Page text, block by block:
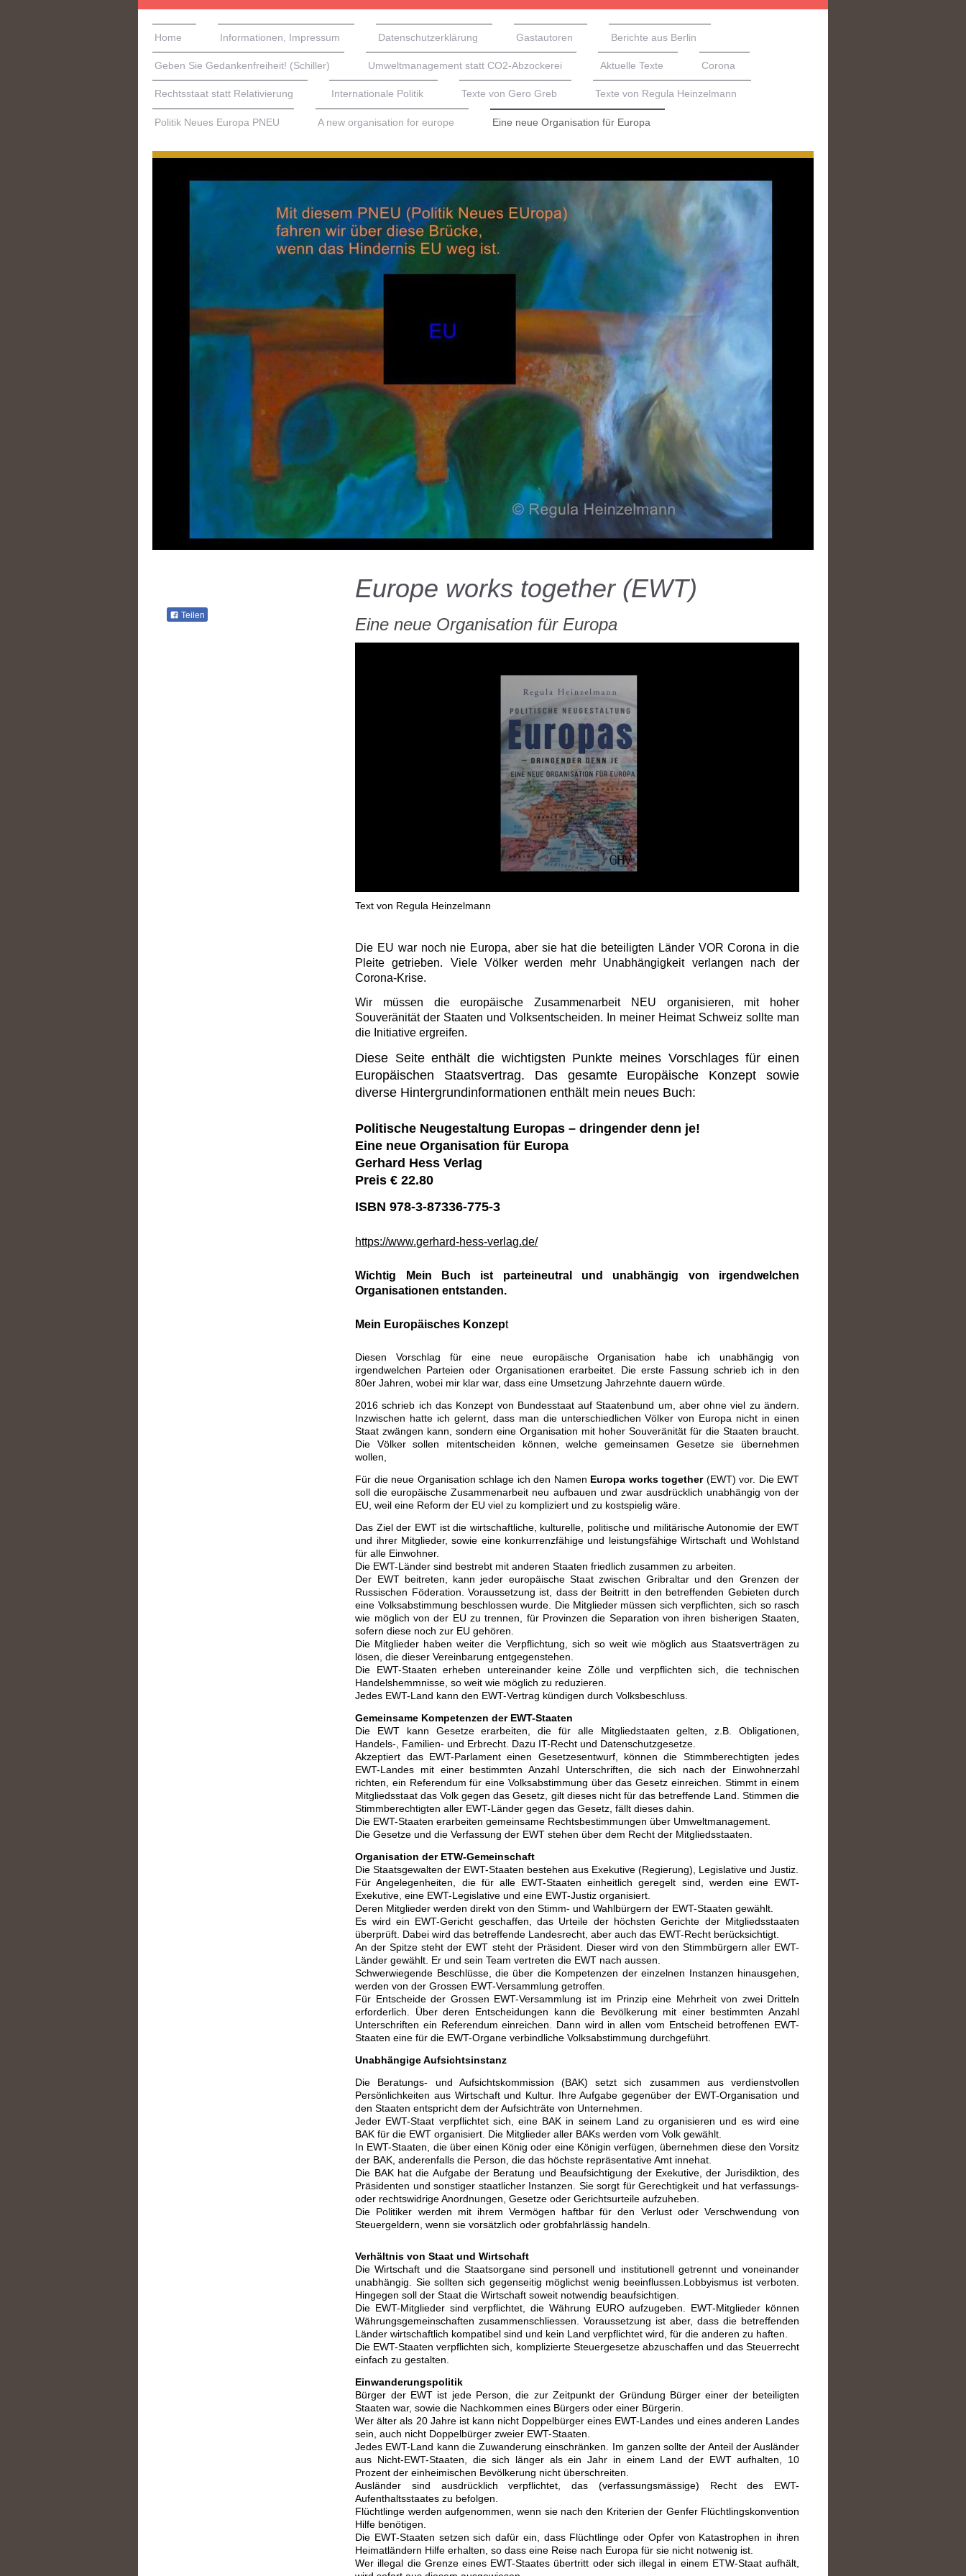
Home Informationen, Impressum Datenschutzerklärung Gastautoren Berichte aus Berlin
Geben Sie Gedankenfreiheit! (Schiller) Umweltmanagement statt CO2-Abzockerei Aktuelle Texte Corona
Rechtsstaat statt Relativierung Internationale Politik Texte von Gero Greb Texte von Regula Heinzelmann
Politik Neues Europa PNEU A new organisation for europe Eine neue Organisation für Europa
Europe works together (EWT)
Eine neue Organisation für Europa
Text von Regula Heinzelmann
Die EU war noch nie Europa, aber sie hat die beteiligten Länder VOR Corona in die
Pleite getrieben. Viele Völker werden mehr Unabhängigkeit verlangen nach der
Corona-Krise.
Wir müssen die europäische Zusammenarbeit NEU organisieren, mit hoher
Souveränität der Staaten und Volksentscheiden. In meiner Heimat Schweiz sollte man
die Initiative ergreifen.
Diese Seite enthält die wichtigsten Punkte meines Vorschlages für einen
Europäischen Staatsvertrag. Das gesamte Europäische Konzept sowie
diverse Hintergrundinformationen enthält mein neues Buch:
Politische Neugestaltung Europas – dringender denn je!
Eine neue Organisation für Europa
Gerhard Hess Verlag
Preis € 22.80
ISBN 978-3-87336-775-3
https://www.gerhard-hess-verlag.de/
Wichtig Mein Buch ist parteineutral und unabhängig von irgendwelchen
Organisationen entstanden.
Mein Europäisches Konzept
Diesen Vorschlag für eine neue europäische Organisation habe ich unabhängig von
irgendwelchen Parteien oder Organisationen erarbeitet. Die erste Fassung schrieb ich in den
80er Jahren, wobei mir klar war, dass eine Umsetzung Jahrzehnte dauern würde.
2016 schrieb ich das Konzept von Bundesstaat auf Staatenbund um, aber ohne viel zu ändern.
Inzwischen hatte ich gelernt, dass man die unterschiedlichen Völker von Europa nicht in einen
Staat zwängen kann, sondern eine Organisation mit hoher Souveränität für die Staaten braucht.
Die Völker sollen mitentscheiden können, welche gemeinsamen Gesetze sie übernehmen
wollen,
Für die neue Organisation schlage ich den Namen Europa works together(EWT) vor. Die EWT
soll die europäische Zusammenarbeit neu aufbauen und zwar ausdrücklich unabhängig von der
EU, weil eine Reform der EU viel zu kompliziert und zu kostspielig wäre.
Das Ziel der EWT ist die wirtschaftliche, kulturelle, politische und militärische Autonomie der EWT
und ihrer Mitglieder, sowie eine konkurrenzfähige und leistungsfähige Wirtschaft und Wohlstand
für alle Einwohner.
Die EWT-Länder sind bestrebt mit anderen Staaten friedlich zusammen zu arbeiten.
Der EWT beitreten, kann jeder europäische Staat zwischen Gribraltar und den Grenzen der
Russischen Föderation. Voraussetzung ist, dass der Beitritt in den betreffenden Gebieten durch
eine Volksabstimmung beschlossen wurde. Die Mitglieder müssen sich verpflichten, sich so rasch
wie möglich von der EU zu trennen, für Provinzen die Separation von ihren bisherigen Staaten,
sofern diese noch zur EU gehören.
Die Mitglieder haben weiter die Verpflichtung, sich so weit wie möglich aus Staatsverträgen zu
lösen, die dieser Vereinbarung entgegenstehen.
Die EWT-Staaten erheben untereinander keine Zölle und verpflichten sich, die technischen
Handelshemmnisse, so weit wie möglich zu reduzieren.
Jedes EWT-Land kann den EWT-Vertrag kündigen durch Volksbeschluss.
Gemeinsame Kompetenzen der EWT-Staaten
Die EWT kann Gesetze erarbeiten, die für alle Mitgliedstaaten gelten, z.B. Obligationen,
Handels-, Familien- und Erbrecht. Dazu IT-Recht und Datenschutzgesetze.
Akzeptiert das EWT-Parlament einen Gesetzesentwurf, können die Stimmberechtigten jedes
EWT-Landes mit einer bestimmten Anzahl Unterschriften, die sich nach der Einwohnerzahl
richten, ein Referendum für eine Volksabstimmung über das Gesetz einreichen. Stimmt in einem
Mitgliedsstaat das Volk gegen das Gesetz, gilt dieses nicht für das betreffende Land. Stimmen die
Stimmberechtigten aller EWT-Länder gegen das Gesetz, fällt dieses dahin.
Die EWT-Staaten erarbeiten gemeinsame Rechtsbestimmungen über Umweltmanagement.
Die Gesetze und die Verfassung der EWT stehen über dem Recht der Mitgliedsstaaten.
Organisation der ETW-Gemeinschaft
Die Staatsgewalten der EWT-Staaten bestehen aus Exekutive (Regierung), Legislative und Justiz.
Für Angelegenheiten, die für alle EWT-Staaten einheitlich geregelt sind, werden eine EWT-
Exekutive, eine EWT-Legislative und eine EWT-Justiz organisiert.
Deren Mitglieder werden direkt von den Stimm- und Wahlbürgern der EWT-Staaten gewählt.
Es wird ein EWT-Gericht geschaffen, das Urteile der höchsten Gerichte der Mitgliedsstaaten
überprüft. Dabei wird das betreffende Landesrecht, aber auch das EWT-Recht berücksichtigt.
An der Spitze steht der EWT steht der Präsident. Dieser wird von den Stimmbürgern aller EWT-
Länder gewählt. Er und sein Team vertreten die EWT nach aussen.
Schwerwiegende Beschlüsse, die über die Kompetenzen der einzelnen Instanzen hinausgehen,
werden von der Grossen EWT-Versammlung getroffen.
Für Entscheide der Grossen EWT-Versammlung ist im Prinzip eine Mehrheit von zwei Dritteln
erforderlich. Über deren Entscheidungen kann die Bevölkerung mit einer bestimmten Anzahl
Unterschriften ein Referendum einreichen. Dann wird in allen vom Entscheid betroffenen EWT-
Staaten eine für die EWT-Organe verbindliche Volksabstimmung durchgeführt.
Unabhängige Aufsichtsinstanz
Die Beratungs- und Aufsichtskommission (BAK) setzt sich zusammen aus verdienstvollen
Persönlichkeiten aus Wirtschaft und Kultur. Ihre Aufgabe gegenüber der EWT-Organisation und
den Staaten entspricht dem der Aufsichträte von Unternehmen.
Jeder EWT-Staat verpflichtet sich, eine BAK in seinem Land zu organisieren und es wird eine
BAK für die EWT organisiert. Die Mitglieder aller BAKs werden vom Volk gewählt.
In EWT-Staaten, die über einen König oder eine Königin verfügen, übernehmen diese den Vorsitz
der BAK, anderenfalls die Person, die das höchste repräsentative Amt innehat.
Die BAK hat die Aufgabe der Beratung und Beaufsichtigung der Exekutive, der Jurisdiktion, des
Präsidenten und sonstiger staatlicher Instanzen. Sie sorgt für Gerechtigkeit und hat verfassungs-
oder rechtswidrige Anordnungen, Gesetze oder Gerichtsurteile aufzuheben.
Die Politiker werden mit ihrem Vermögen haftbar für den Verlust oder Verschwendung von
Steuergeldern, wenn sie vorsätzlich oder grobfahrlässig handeln.
Verhältnis von Staat und Wirtschaft
Die Wirtschaft und die Staatsorgane sind personell und institutionell getrennt und voneinander
unabhängig. Sie sollten sich gegenseitig möglichst wenig beeinflussen. Lobbyismus ist verboten.
Hingegen soll der Staat die Wirtschaft soweit notwendig beaufsichtigen.
Die EWT-Mitglieder sind verpflichtet, die Währung EURO aufzugeben. EWT-Mitglieder können
Währungsgemeinschaften zusammenschliessen. Voraussetzung ist aber, dass die betreffenden
Länder wirtschaftlich kompatibel sind und kein Land verpflichtet wird, für die anderen zu haften.
Die EWT-Staaten verpflichten sich, komplizierte Steuergesetze abzuschaffen und das Steuerrecht
einfach zu gestalten.
Einwanderungspolitik
Bürger der EWT ist jede Person, die zur Zeitpunkt der Gründung Bürger einer der beteiligten
Staaten war, sowie die Nachkommen eines Bürgers oder einer Bürgerin.
Wer älter als 20 Jahre ist kann nicht Doppelbürger eines EWT-Landes und eines anderen Landes
sein, auch nicht Doppelbürger zweier EWT-Staaten.
Jedes EWT-Land kann die Zuwanderung einschränken. Im ganzen sollte der Anteil der Ausländer
aus Nicht-EWT-Staaten, die sich länger als ein Jahr in einem Land der EWT aufhalten, 10
Prozent der einheimischen Bevölkerung nicht überschreiten.
Ausländer sind ausdrücklich verpflichtet, das (verfassungsmässige) Recht des EWT-
Aufenthaltsstaates zu befolgen.
Flüchtlinge werden aufgenommen, wenn sie nach den Kriterien der Genfer Flüchtlingskonvention
Hilfe benötigen.
Die EWT-Staaten setzen sich dafür ein, dass Flüchtlinge oder Opfer von Katastrophen in ihren
Heimatländern Hilfe erhalten, so dass eine Reise nach Europa für sie nicht notwenig ist.
Wer illegal die Grenze eines EWT-Staates übertritt oder sich illegal in einem ETW-Staat aufhält,
Teilen